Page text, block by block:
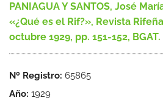
PANIAGUA Y SANTOS, José
«¿Qué es el Rif?», Revista
octubre 1929, pp. 151-152, BGAT.
Nº Registro: 65865
Año: 1929